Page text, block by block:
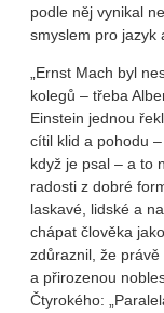
podle něj vynikal
smyslem pro jazyk
„Ernst Mach byl
kolegů – třeba
Einstein jednou
cítil klid a pohodu
když je psal – a to
radosti z dobré
laskavé, lidské a
chápat člověka
zdůraznil, že
a přirozenou
Čtyrokého: